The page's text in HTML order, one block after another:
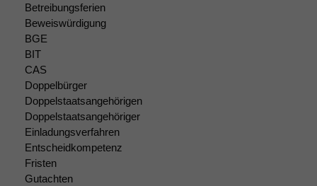
Betreibungsferien
Beweiswürdigung
BGE
BIT
CAS
Doppelbürger
Doppelstaatsangehörigen
Doppelstaatsangehöriger
Einladungsverfahren
Entscheidkompetenz
Fristen
Gutachten